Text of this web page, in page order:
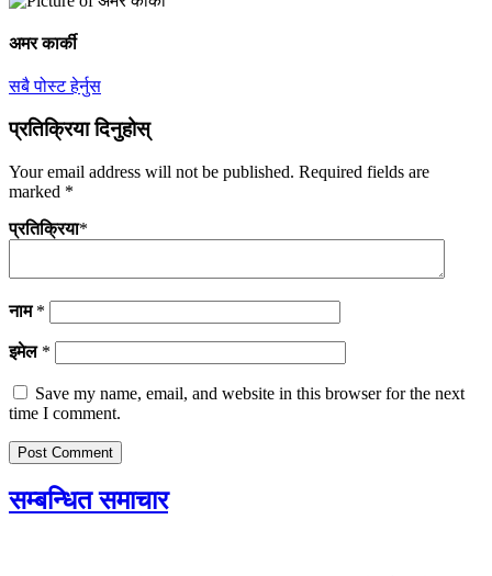
अमर कार्की
सबै पोस्ट हेर्नुस
प्रतिक्रिया दिनुहोस्
Your email address will not be published. Required fields are
marked *
प्रतिक्रिया*
नाम *
इमेल *
Save my name, email, and website in this browser for the next
time I comment.
सम्बन्धित समाचार